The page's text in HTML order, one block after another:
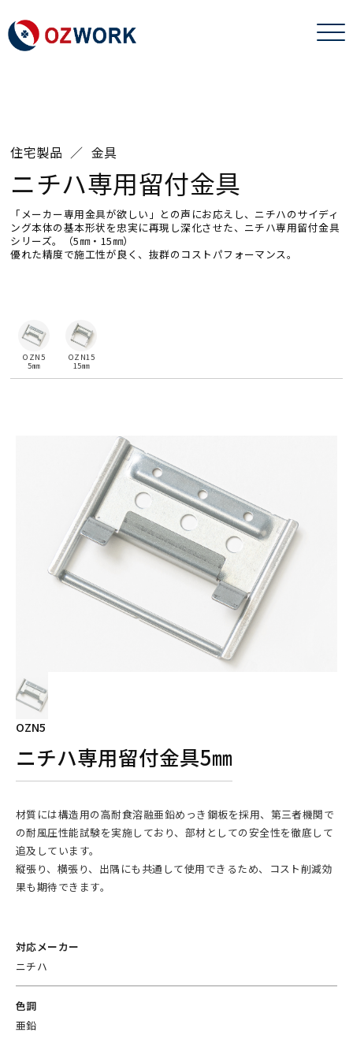
住宅製品 金具
ニチハ専用留付金具
「メーカー専用金具が欲しい」との声にお応えし、ニチハのサイディ
ング本体の基本形状を忠実に再現し深化させた、ニチハ専用留付金具
シリーズ。（5㎜・15㎜）
優れた精度で施工性が良く、抜群のコストパフォーマンス。
OZN5
5㎜
OZN15
15㎜
OZN5
ニチハ専用留付金具5㎜
材質には構造用の高耐食溶融亜鉛めっき鋼板を採用、第三者機関で
の耐風圧性能試験を実施しており、部材としての安全性を徹底して
追及しています。
縦張り、横張り、出隅にも共通して使用できるため、コスト削減効
果も期待できます。
対応メーカー
ニチハ
色調
亜鉛